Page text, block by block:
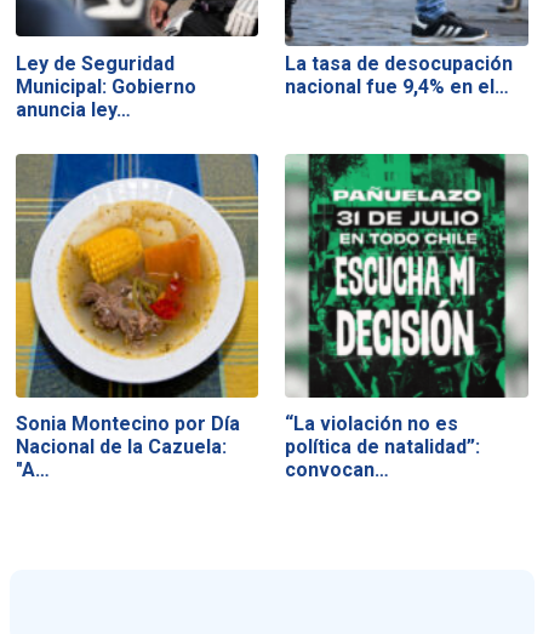
Ley de Seguridad
Municipal: Gobierno
anuncia ley…
La tasa de desocupación
nacional fue 9,4% en el…
Sonia Montecino por Día
Nacional de la Cazuela:
"A…
“La violación no es
política de natalidad”:
convocan…